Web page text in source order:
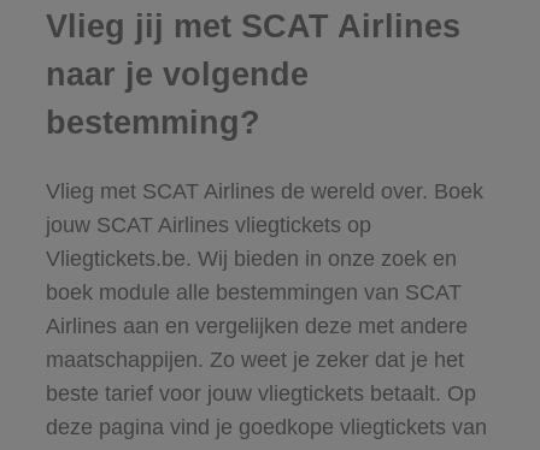
Vlieg jij met SCAT Airlines
naar je volgende
bestemming?
Vlieg met SCAT Airlines de wereld over. Boek
jouw SCAT Airlines vliegtickets op
Vliegtickets.be. Wij bieden in onze zoek en
boek module alle bestemmingen van SCAT
Airlines aan en vergelijken deze met andere
maatschappijen. Zo weet je zeker dat je het
beste tarief voor jouw vliegtickets betaalt. Op
deze pagina vind je goedkope vliegtickets van